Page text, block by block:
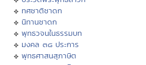
ทศชาติชาดก
นิทานชาดก
พุทธวจนในธรรมบท
มงคล ๓๘ ประการ
พุทธศาสนสุภาษิต